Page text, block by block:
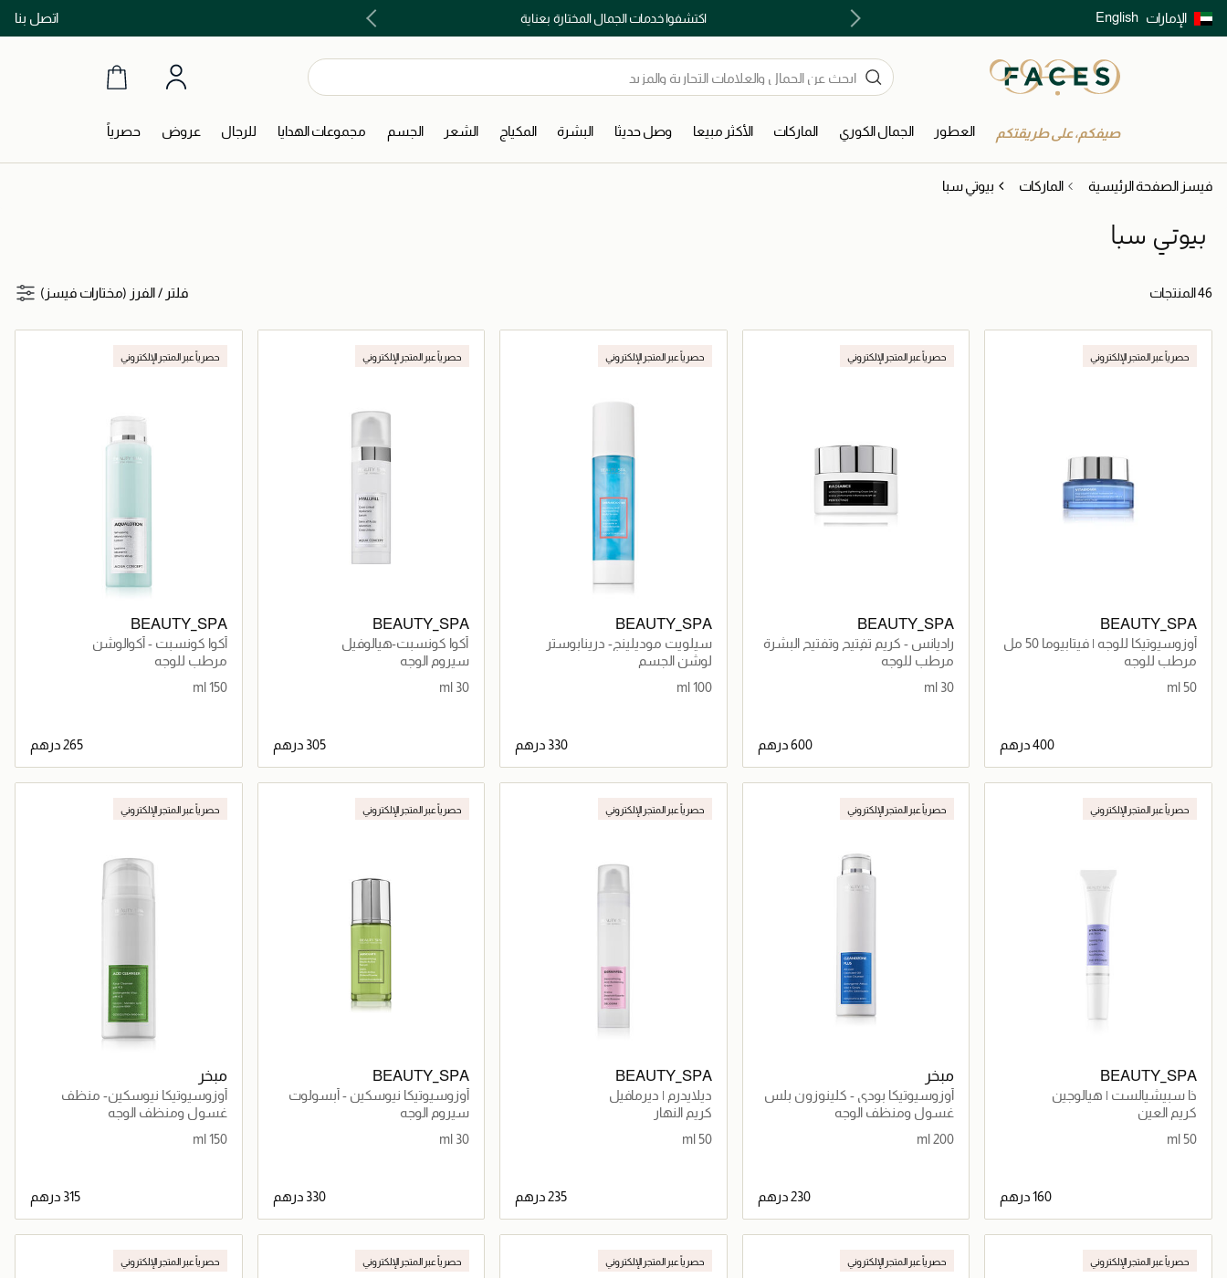
الإمارات English اتصل بنااشتري الآن و ادفع لاحقاً مع تابي و تمارا! اكتشفوا خدمات الجمال المختارة بعناية توصيل سريع على جميع الطلبات ما فوق 299 درهم
صيفكم، على طريقتكم العطور الجمال الكوري الماركات الأكثر مبيعا وصل حديثا البشرة المكياج الشعر الجسم مجموعات الهدايا للرجال عروض حصرياً
فيسز الصفحة الرئيسية الماركات بيوتي سبا
بيوتي سبا
46 المنتجات فلتر /الفرز (مختارات فيسز)
حصرياً عبر المتجر الإلكتروني
BEAUTY_SPA
أوزوسيوتيكا للوجه | فيتابيوما 50 مل
مرطب للوجه
50 ml
جاري تحميل التفاصيل
حصرياً عبر المتجر الإلكتروني
BEAUTY_SPA
راديانس - كريم تفتيح وتفتيح البشرة
بعامل وقاية من أشعة الشمس
SPF 30
مرطب للوجه
30 ml
⁦600⁩ درهم
جاري تحميل التفاصيل
حصرياً عبر المتجر الإلكتروني
BEAUTY_SPA
سيلويت موديلينج- درينابوستر
لوشن الجسم
100 ml
جاري تحميل التفاصيل
حصرياً عبر المتجر الإلكتروني
BEAUTY_SPA
أكوا كونسبت-هيالوفيل
سيروم الوجه
30 ml
⁦305⁩ درهم
جاري تحميل التفاصيل
حصرياً عبر المتجر الإلكتروني
BEAUTY_SPA
أكوا كونسبت - أكوالوشن
مرطب للوجه
150 ml
جاري تحميل التفاصيل
حصرياً عبر المتجر الإلكتروني
BEAUTY_SPA
ذا سبيشيالست | هيالوجين
كريم العين
50 ml
جاري تحميل التفاصيل
حصرياً عبر المتجر الإلكتروني
مبخر
أوزوسيوتيكا بودي - كلينوزون بلس
غسول ومنظف الوجه
200 ml
⁦230⁩ درهم
جاري تحميل التفاصيل
حصرياً عبر المتجر الإلكتروني
BEAUTY_SPA
ديلايدرم | ديرمافيل
كريم النهار
50 ml
جاري تحميل التفاصيل
حصرياً عبر المتجر الإلكتروني
BEAUTY_SPA
أوزوسيوتيكا نيوسكين - أبسولوت
سيروم الوجه
30 ml
⁦330⁩ درهم
جاري تحميل التفاصيل
حصرياً عبر المتجر الإلكتروني
مبخر
أوزوسيوتيكا نيوسكين- منظف
حمضي
غسول ومنظف الوجه
150 ml
جاري تحميل التفاصيل
حصرياً عبر المتجر الإلكتروني حصرياً عبر المتجر الإلكتروني حصرياً عبر المتجر الإلكتروني حصرياً عبر المتجر الإلكتروني حصرياً عبر المتجر الإلكتروني